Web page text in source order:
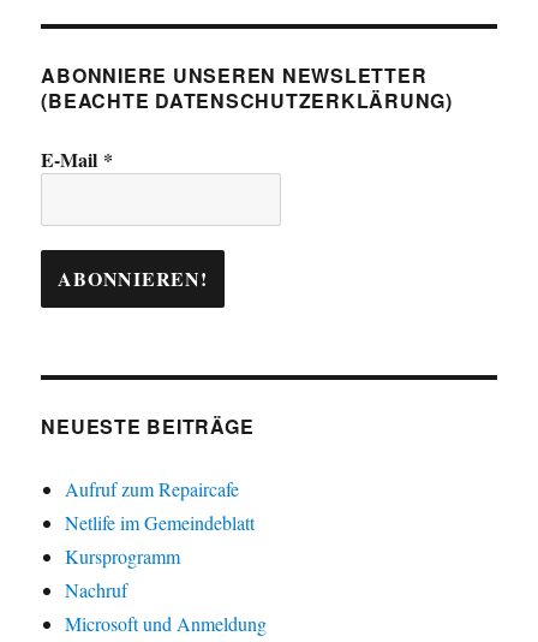
ABONNIERE UNSEREN NEWSLETTER
(BEACHTE DATENSCHUTZERKLÄRUNG)
E-Mail *
NEUESTE BEITRÄGE
Aufruf zum Repaircafe
Netlife im Gemeindeblatt
Kursprogramm
Nachruf
Microsoft und Anmeldung